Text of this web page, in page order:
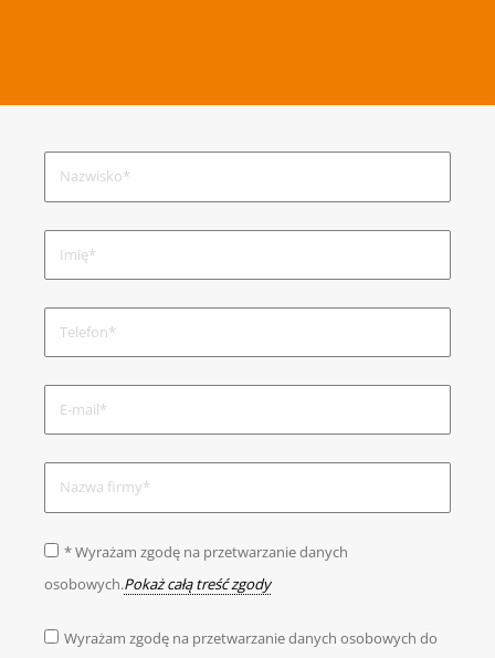
* Wyrażam zgodę na przetwarzanie danych
osobowych.Pokaż całą treść zgody
Wyrażam zgodę na przetwarzanie danych osobowych do